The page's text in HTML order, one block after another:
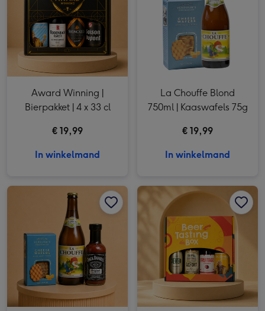
Award Winning |
Bierpakket | 4 x 33 cl
€ 19,99
In winkelmand
La Chouffe Blond
750ml | Kaaswafels 75g
€ 19,99
In winkelmand
Borrelpakket | BBQ afbeelding 2